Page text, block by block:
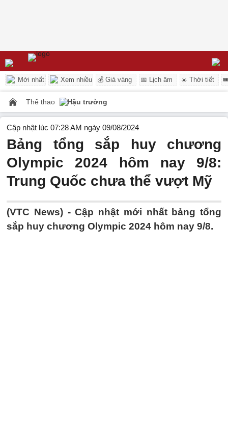
Mới nhất Xem nhiều 💰 Giá vàng 📅 Lịch âm ☀️ Thời tiết
Thể thao Hậu trường
Cập nhật lúc 07:28 AM ngày 09/08/2024
Bảng tổng sắp huy chương
Olympic 2024 hôm nay 9/8:
Trung Quốc chưa thể vượt Mỹ
(VTC News) -Cập nhật mới nhất bảng tổng
sắp huy chương Olympic 2024 hôm nay 9/8.